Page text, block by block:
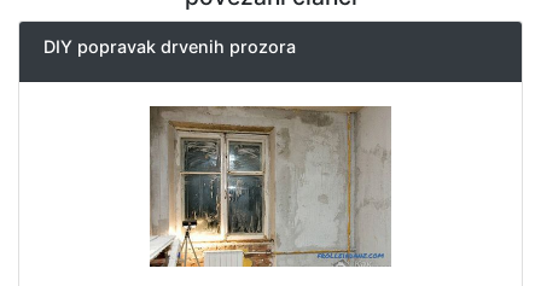
DIY popravak drvenih prozora